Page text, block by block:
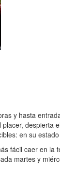
y hasta
en su
fácil caer en
martes y